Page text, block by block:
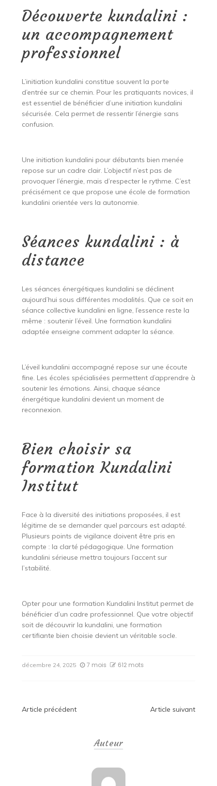
Découverte kundalini :
un accompagnement
professionnel
L’initiation kundalini constitue souvent la porte
d’entrée sur ce chemin. Pour les pratiquants novices, il
est essentiel de bénéficier d’une initiation kundalini
sécurisée. Cela permet de ressentir l’énergie sans
confusion.
Une initiation kundalini pour débutants bien menée
repose sur un cadre clair. L’objectif n’est pas de
provoquer l’énergie, mais d’respecter le rythme. C’est
précisément ce que propose une école de formation
kundalini orientée vers la autonomie.
Séances kundalini : à
distance
Les séances énergétiques kundalini se déclinent
aujourd’hui sous différentes modalités. Que ce soit en
séance collective kundalini en ligne, l’essence reste la
même : soutenir l’éveil. Une formation kundalini
adaptée enseigne comment adapter la séance.
L’éveil kundalini accompagné repose sur une écoute
fine. Les écoles spécialisées permettent d’apprendre à
soutenir les émotions. Ainsi, chaque séance
énergétique kundalini devient un moment de
reconnexion.
Bien choisir sa
formation Kundalini
Institut
Face à la diversité des initiations proposées, il est
légitime de se demander quel parcours est adapté.
Plusieurs points de vigilance doivent être pris en
compte : la clarté pédagogique. Une formation
kundalini sérieuse mettra toujours l’accent sur
l’stabilité.
Opter pour une formation Kundalini Institut permet de
bénéficier d’un cadre professionnel. Que votre objectif
soit de découvrir la kundalini, une formation
certifiante bien choisie devient un véritable socle.
décembre 24, 2025 7 mois 612 mots
Navigation
Article précédent Article suivant
Auteur